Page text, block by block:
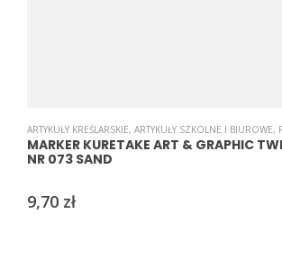
,KALIGRAFIA-PIÓRA,KREDKI/MARKERY/PISAKI,MARKERY
ARTYKUŁY KREŚLARSKIE, ARTYKUŁY SZKOLNE I BIUROWE, FLAMASTRY
MARKER KURETAKE ART & GRAPHIC
NR 073 SAND
9,70 zł